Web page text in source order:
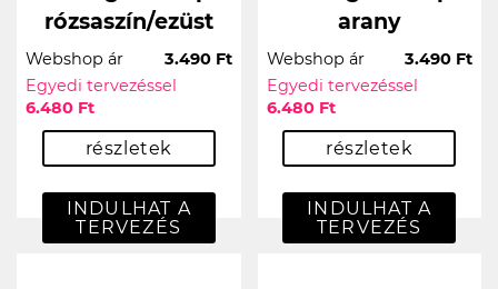
rózsaszín/ezüst
Webshop ár
3.490 Ft
Egyedi tervezéssel
6.480 Ft
részletek
INDULHAT A
TERVEZÉS
arany
Webshop ár
3.490 Ft
Egyedi tervezéssel
6.480 Ft
részletek
INDULHAT A
TERVEZÉS